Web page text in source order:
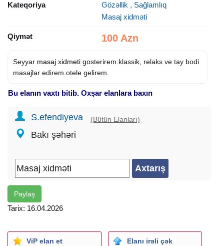
Kateqoriya
Gözəllik , Sağlamlıq
Masaj xidməti
Qiymət 100 Azn
Seyyar masaj xidmeti gosterirem.klassik, relaks ve tay bodi
masajlar edirem.otele gelirem.
Bu elanın vaxtı bitib. Oxşar elanlara baxın
S.efendiyeva (Bütün Elanları)
Bakı şəhəri
Paylaş
Tarix: 16.04.2026
ViP elan et Elanı irəli çək